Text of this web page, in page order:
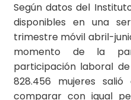
Según datos del
disponibles en una
trimestre móvil abril-
momento de la
participación laboral
828.456 mujeres
comparar con igual